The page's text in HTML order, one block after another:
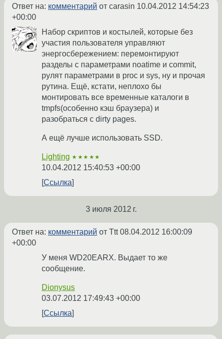
Ответ на: комментарий от carasin 10.04.2012 14:54:23
+00:00
Набор скриптов и костылей, которые без
участия пользователя управляют
энергосбережением: перемонтируют
разделы с параметрами noatime и commit,
рулят параметрами в proc и sys, ну и прочая
рутина. Ещё, кстати, неплохо бы
монтировать все временные каталоги в
tmpfs(особенно кэш браузера) и
разобраться с dirty pages.
А ещё лучше использовать SSD.
Lighting ★★★★★
10.04.2012 15:40:53 +00:00
Ссылка
3 июля 2012 г.
Ответ на: комментарий от Ttt08.04.2012 16:00:09
+00:00
У меня WD20EARX. Выдает то же
сообщение.
Dionysus
03.07.2012 17:49:43 +00:00
Ссылка